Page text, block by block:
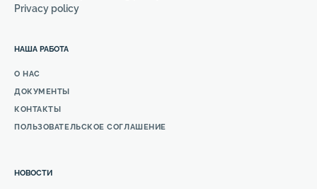
НАША РАБОТА
О НАС
ДОКУМЕНТЫ
КОНТАКТЫ
ПОЛЬЗОВАТЕЛЬСКОЕ СОГЛАШЕНИЕ
НОВОСТИ
Privacy policy